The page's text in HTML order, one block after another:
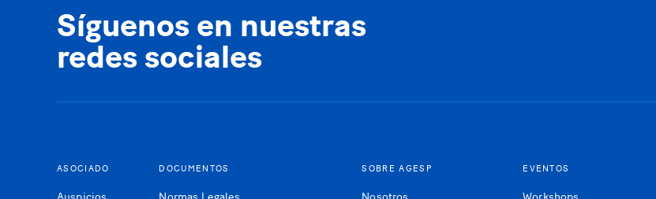
Síguenos en nuestras
redes sociales
ASOCIADO
Auspicios
DOCUMENTOS
Normas Legales
SOBRE AGESP
Nosotros
EVENTOS
Workshops